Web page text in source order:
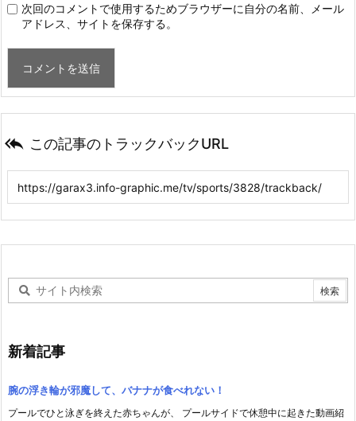
次回のコメントで使用するためブラウザーに自分の名前、メール
アドレス、サイトを保存する。
 この記事のトラックバックURL
新着記事
腕の浮き輪が邪魔して、バナナが食べれない！
プールでひと泳ぎを終えた赤ちゃんが、 プールサイドで休憩中に起きた動画紹